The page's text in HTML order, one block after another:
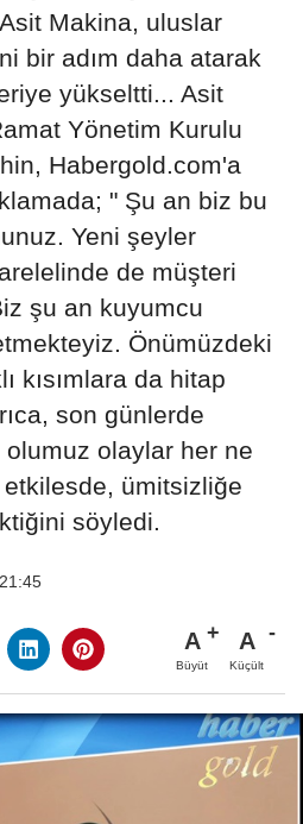
Makina, uluslar
bir adım daha atarak
yükseltti... Asit
Yönetim Kurulu
Habergold.com'a
" Şu an biz bu
Yeni şeyler
de müşteri
şu an kuyumcu
Önümüzdeki
kısımlara da hitap
son günlerde
olumuz olaylar her ne
ümitsizliğe
söyledi.
A
Büyüt
A
Küçült